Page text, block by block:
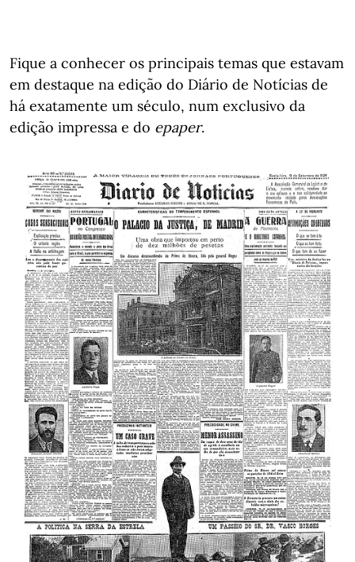
Fique a conhecer os principais temas que estavam
em destaque na edição do Diário de Notícias de
há exatamente um século, num exclusivo da
edição impressa e do epaper.